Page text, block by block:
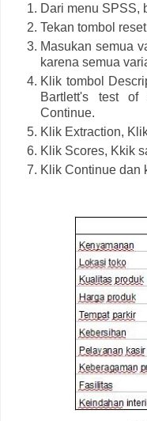
Dari menu SPSS,
Tekan tombol reset
Masukan semua
karena semua
Klik tombol
Bartlett's test
Continue.
Klik Extraction,
Klik Scores, Kkik
Klik Continue dan